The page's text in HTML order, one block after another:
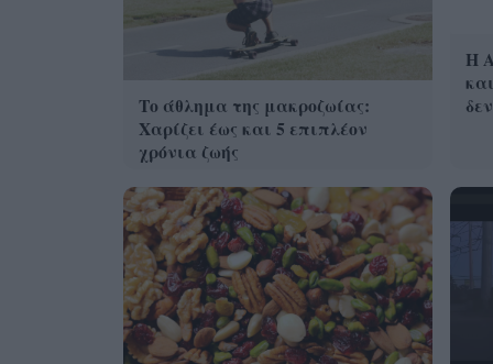
Το άθλημα της μακροζωίας:
Χαρίζει έως και 5 επιπλέον
χρόνια ζωής
Η